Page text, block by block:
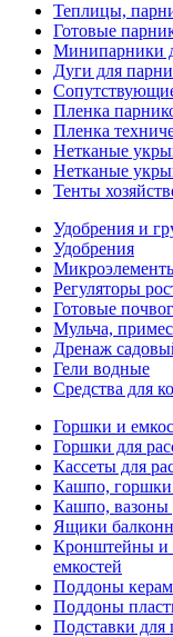
Теплицы,
Готовые
Минипарники
Дуги для
Пленка
Пленка
Нетканые
Нетканые
Тенты
Удобрения и
Удобрения
Регуляторы
Готовые
Мульча,
Дренаж
Гели водные
Средства для
Горшки и
Горшки для
Кассеты для
Кашпо, горшки
Кашпо, вазоны
Ящики
Кронштейны и
емкостей
Поддоны
Поддоны
Подставки для